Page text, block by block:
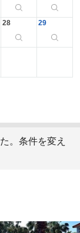
28 29
。条件を変え